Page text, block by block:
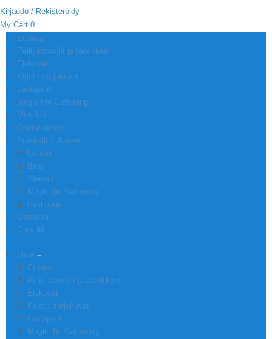
Kirjaudu / Rekisteröidy
My Cart 0
Etusivu
Pelit, konsolit ja tarvikkeet
Elokuvat
Kirjat / sarjakuvat
Lautapelit
Magic the Gathering
Musiikki
Oheistuotteet
Artikkelit / Uutiset
Uutiset
Blogi
Yleinen
Magic the Gathering
Pelihuone
Ostoskori
Oma tili
More
Etusivu
Pelit, konsolit ja tarvikkeet
Elokuvat
Kirjat / sarjakuvat
Lautapelit
Magic the Gathering